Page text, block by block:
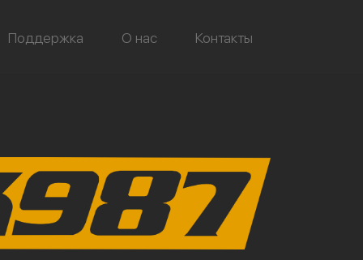
Поддержка О нас Контакты